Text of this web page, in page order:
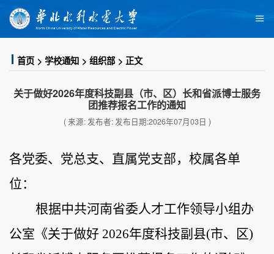
首页 学校通知 组织部 正文
关于做好2026年度科技副县（市、区）长和省派博士服务
团推荐报名工作的通知
( 来源: 发布者: 发布日期:2026年07月03日 )
各党委、党总支、直属党支部，校属各单
位：
根据中共河南省委人才工作领导小组办
公室《关于做好 2026年度科技副县(市、区)